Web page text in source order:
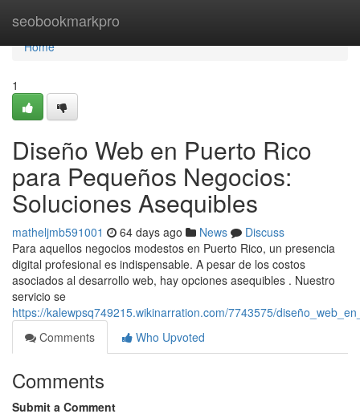
seobookmarkpro
Home
Home
1
Diseño Web en Puerto Rico
para Pequeños Negocios:
Soluciones Asequibles
matheljmb591001 64 days ago News
Discuss
Para aquellos negocios modestos en Puerto Rico, un presencia
digital profesional es indispensable. A pesar de los costos
asociados al desarrollo web, hay opciones asequibles . Nuestro
servicio se
https://kalewpsq749215.wikinarration.com/7743575/
Comments
Who Upvoted
Comments
Submit a Comment